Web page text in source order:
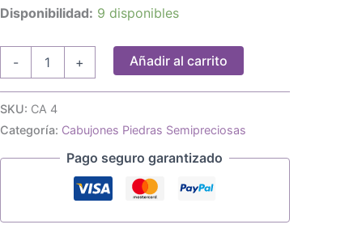
Disponibilidad: 9 disponibles
-
bandeada
14x14mm
cantidad
+ Añadir al carrito
SKU: CA 4
Categoría: Cabujones Piedras Semipreciosas
Pago seguro garantizado